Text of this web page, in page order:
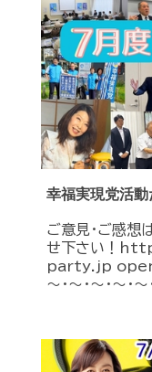
幸福実現党活
ご意見・ご感想
せ下さい！
party.jp
～・～・～・～・